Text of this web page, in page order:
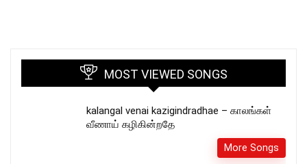
MOST VIEWED SONGS
kalangal venai kazigindradhae – காலங்கள்
வீணாய் கழிகின்றதே
More Songs